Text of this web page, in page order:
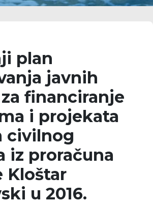
plan
javnih
financiranje
i projekata
civilnog
iz proračuna
Kloštar
u 2016.